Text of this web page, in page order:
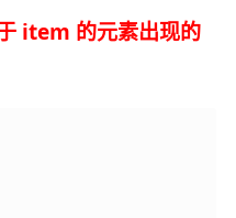
item 的元素出现的